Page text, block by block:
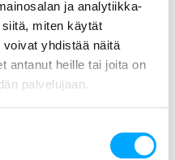
ja analytiikka-
miten käytät
yhdistää näitä
antanut heille tai joita on
palvelujaan.
kautta
tietoa
ja muista